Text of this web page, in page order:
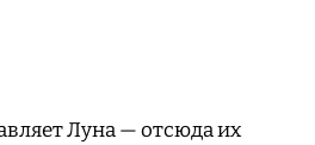
Луна — отсюда их